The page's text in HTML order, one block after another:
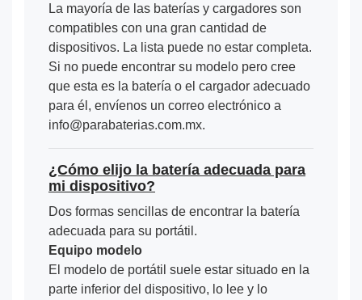
La mayoría de las baterías y cargadores son
compatibles con una gran cantidad de
dispositivos. La lista puede no estar completa.
Si no puede encontrar su modelo pero cree
que esta es la batería o el cargador adecuado
para él, envíenos un correo electrónico a
info@parabaterias.com.mx.
¿Cómo elijo la batería adecuada para
mi dispositivo?
Dos formas sencillas de encontrar la batería
adecuada para su portátil.
Equipo modelo
El modelo de portátil suele estar situado en la
parte inferior del dispositivo, lo lee y lo